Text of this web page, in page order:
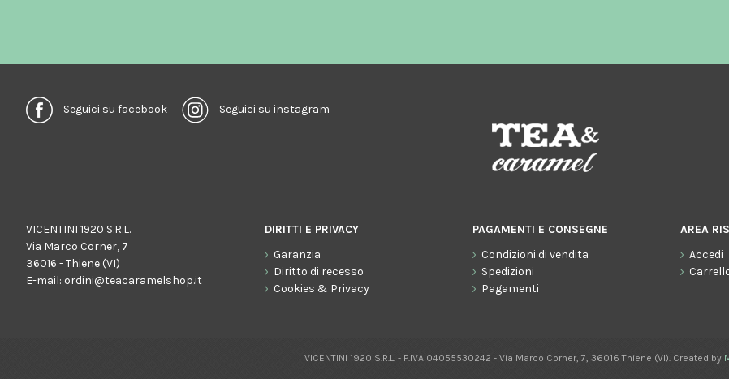
Seguici su facebook Seguici su instagram
VICENTINI 1920 S.R.L.
Via Marco Corner, 7
36016 - Thiene (VI)
E-mail: ordini@teacaramelshop.it
DIRITTI E PRIVACY
Garanzia
Diritto di recesso
Cookies & Privacy
PAGAMENTI E CONSEGNE
Condizioni di vendita
Spedizioni
Pagamenti
AREA
Accedi
VICENTINI 1920 S.R.L. - P.IVA 04055530242 - Via Marco Corner, 7, 36016 Thiene (VI). Created by